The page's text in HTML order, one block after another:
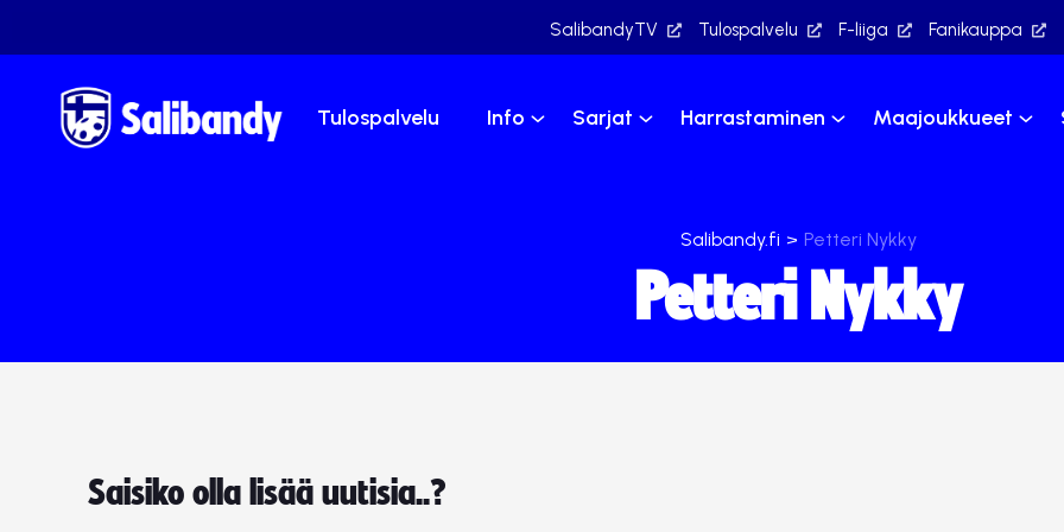
SalibandyTV Tulospalvelu F-liiga Fanikauppa
Tulospalvelu Info Sarjat Harrastaminen Maajoukkueet
Salibandy.fi > Petteri Nykky
Petteri Nykky
Saisiko olla lisää uutisia..?